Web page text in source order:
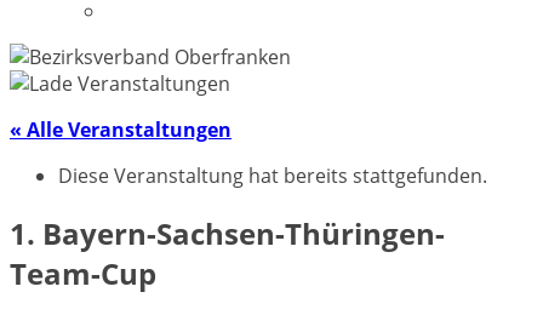
« Alle Veranstaltungen
Diese Veranstaltung hat bereits stattgefunden.
1. Bayern-Sachsen-Thüringen-
Team-Cup